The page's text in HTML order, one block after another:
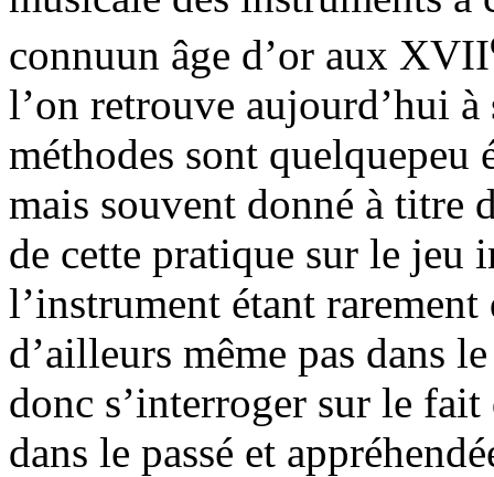
connuun âge d’or aux XVII
l’on retrouve aujourd’hui
méthodes sont quelquepeu
mais souvent donné à titre
de cette pratique sur le jeu
l’instrument étant
d’ailleurs même pas dans
donc s’interroger sur le
dans le passé et